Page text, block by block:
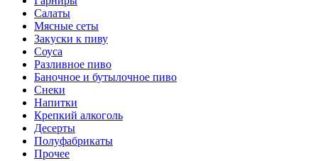
Салаты
Мясные сеты
Закуски к пиву
Соуса
Разливное пиво
Баночное и бутылочное пиво
Снеки
Напитки
Крепкий алкоголь
Десерты
Полуфабрикаты
Прочее